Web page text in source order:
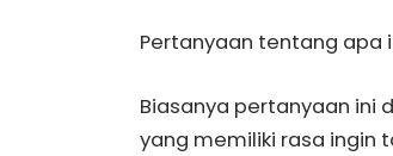
Pertanyaan tentang apa
Biasanya pertanyaan ini
yang memiliki rasa ingin